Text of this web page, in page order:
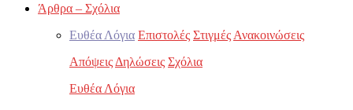
Άρθρα – Σχόλια
Ευθέα Λόγια Επιστολές Στιγμές Ανακοινώσεις
Απόψεις Δηλώσεις Σχόλια
Ευθέα Λόγια